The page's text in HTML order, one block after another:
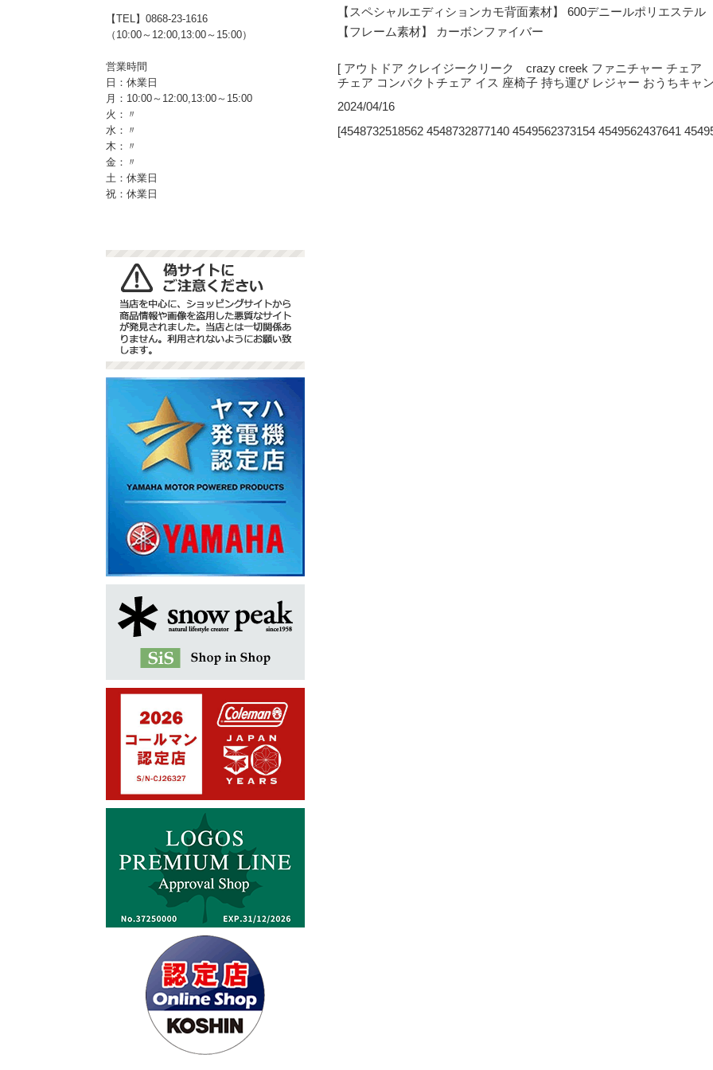
【TEL】0868-23-1616
（10:00～12:00,13:00～15:00）
営業時間
日：休業日
月：10:00～12:00,13:00～15:00
火：〃
水：〃
木：〃
金：〃
土：休業日
祝：休業日
【スペシャルエディションカモ背面素材】 600デニールポリエステル
【フレーム素材】 カーボンファイバー
[ アウトドア クレイジークリーク crazy creek ファニチャー チェ
チェア コンパクトチェア イス 座椅子 持ち運び レジャー おうちキャ
2024/04/16
[4548732518562 4548732877140 4549562373154 4549562437641